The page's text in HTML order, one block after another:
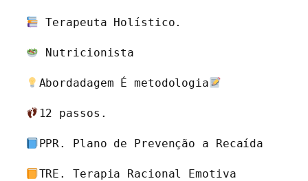
Terapeuta Holístico.
Nutricionista
Abordadagem É metodologia
12 passos.
PPR. Plano de Prevenção a Recaída
TRE. Terapia Racional Emotiva